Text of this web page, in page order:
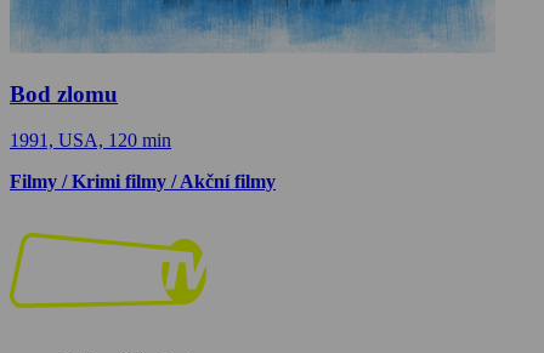
Bod zlomu
1991, USA, 120 min
Filmy / Krimi filmy / Akční filmy